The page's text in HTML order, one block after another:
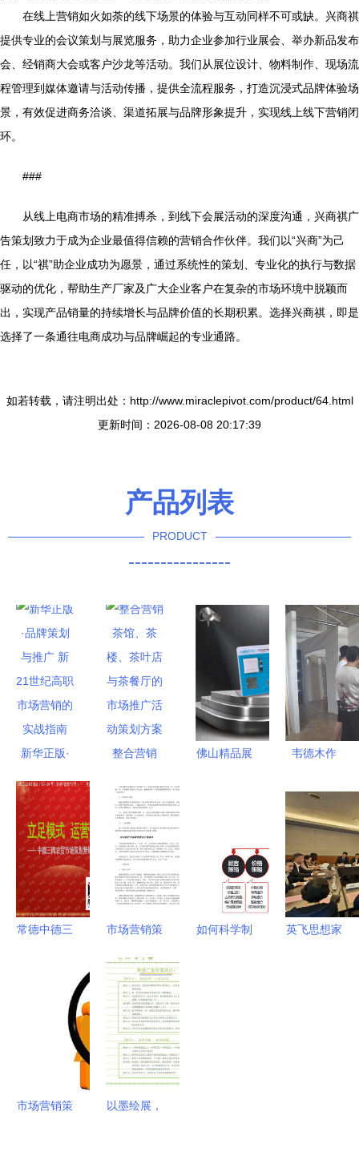
在线上营销如火如荼的线下场景的体验与互动同样不可或缺。兴商祺
提供专业的会议策划与展览服务，助力企业参加行业展会、举办新品发布
会、经销商大会或客户沙龙等活动。我们从展位设计、物料制作、现场流
程管理到媒体邀请与活动传播，提供全流程服务，打造沉浸式品牌体验场
景，有效促进商务洽谈、渠道拓展与品牌形象提升，实现线上线下营销闭
环。
###
从线上电商市场的精准搏杀，到线下会展活动的深度沟通，兴商祺广
告策划致力于成为企业最值得信赖的营销合作伙伴。我们以“兴商”为己
任，以“祺”助企业成功为愿景，通过系统性的策划、专业化的执行与数据
驱动的优化，帮助生产厂家及广大企业客户在复杂的市场环境中脱颖而
出，实现产品销量的持续增长与品牌价值的长期积累。选择兴商祺，即是
选择了一条通往电商成功与品牌崛起的专业通路。
如若转载，请注明出处：http://www.miraclepivot.com/product/64.html
更新时间：2026-08-08 20:17:39
产品列表
PRODUCT
----------------
新华正版·
推广 新21
世纪高职市
场营销的实
战指南
整合营销
楼、茶叶店
与茶餐厅的
市场推广活
动策划方案
佛山精品展
制造厂
韦德木作
厂直供团购
会 匠心工
格的完美碰
撞
常德中德三
市场营销策
策略到执行
的全面指南
如何科学制
英飞思想家
市场营销策
以墨绘展，